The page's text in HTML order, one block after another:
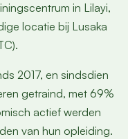
in Lilayi,
locatie bij Lusaka
2017, en sindsdien
getraind, met 69%
actief werden
van hun opleiding.